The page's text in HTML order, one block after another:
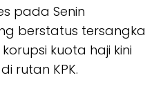
pada Senin
berstatus tersangka
kuota haji kini
rutan KPK.